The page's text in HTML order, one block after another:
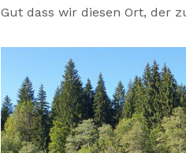
Gut dass wir diesen Ort, der